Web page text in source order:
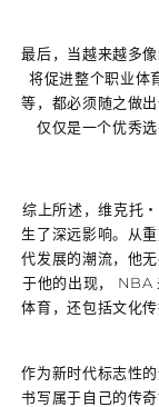
最后，当越来越多
将促进整个职业体
等，都必须随之做
仅仅是一个优秀
综上所述，维克托
生了深远影响。从
代发展的潮流，他
于他的出现， NBA
体育，还包括文化
作为新时代标志性
书写属于自己的传